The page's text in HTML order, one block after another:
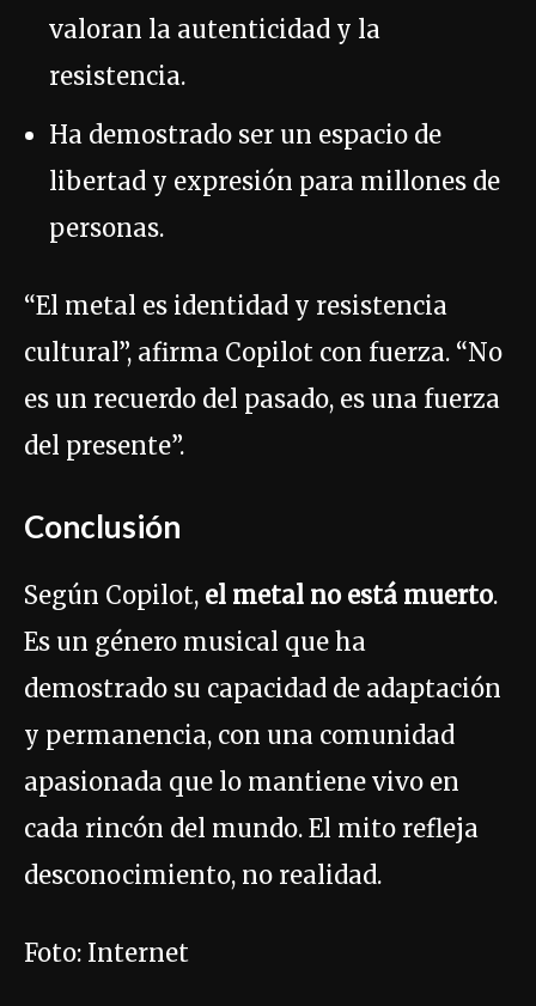
valoran la autenticidad y la
resistencia.
Ha demostrado ser un espacio de
libertad y expresión para millones de
personas.
“El metal es identidad y resistencia
cultural”, afirma Copilot con fuerza. “No
es un recuerdo del pasado, es una fuerza
del presente”.
Conclusión
Según Copilot, el metal no está muerto.
Es un género musical que ha
demostrado su capacidad de adaptación
y permanencia, con una comunidad
apasionada que lo mantiene vivo en
cada rincón del mundo. El mito refleja
desconocimiento, no realidad.
Foto: Internet